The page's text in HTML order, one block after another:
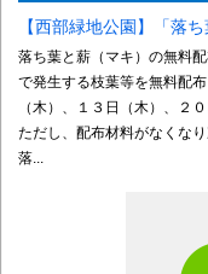
【西部緑地公園】「落
落ち葉と薪（マキ）の無料
で発生する枝葉等を無料配
（木）、１３日（木）、２
ただし、配布材料がなくな
落...